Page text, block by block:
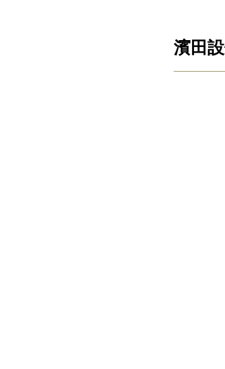
濱田